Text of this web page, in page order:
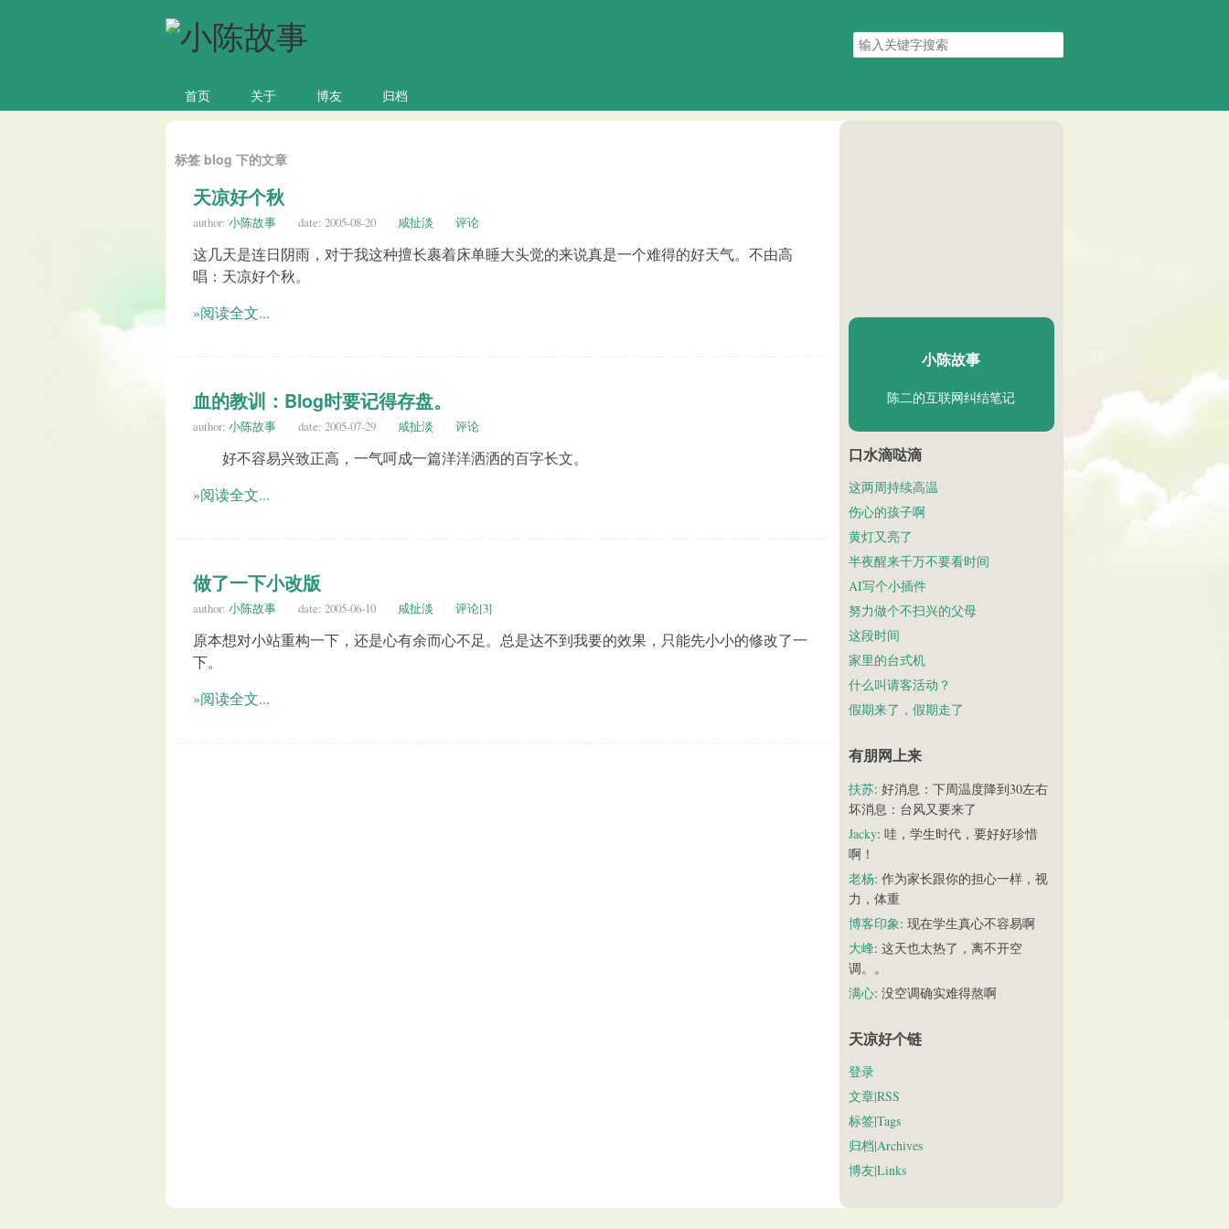
搜
索
首页 关于 博友 归档
标签 blog 下的文章
天凉好个秋
author: 小陈故事 date: 2005-08-20 咸扯淡 评论
这几天是连日阴雨，对于我这种擅长裹着床单睡大头觉的来说真是一个难得的好天气。不由高
唱：天凉好个秋。
»阅读全文...
血的教训：Blog时要记得存盘。
author: 小陈故事 date: 2005-07-29 咸扯淡 评论
好不容易兴致正高，一气呵成一篇洋洋洒洒的百字长文。
»阅读全文...
做了一下小改版
author: 小陈故事 date: 2005-06-10 咸扯淡 评论[3]
原本想对小站重构一下，还是心有余而心不足。总是达不到我要的效果，只能先小小的修改了一
下。
»阅读全文...
陈二Chenèr
小陈故事
陈二的互联网纠结笔记
口水滴哒滴
这两周持续高温
伤心的孩子啊
黄灯又亮了
半夜醒来千万不要看时间
AI写个小插件
努力做个不扫兴的父母
这段时间
家里的台式机
什么叫请客活动？
假期来了，假期走了
有朋网上来
扶苏: 好消息：下周温度降到30左右
坏消息：台风又要来了
Jacky: 哇，学生时代，要好好珍惜
啊！
老杨: 作为家长跟你的担心一样，视
力，体重
博客印象: 现在学生真心不容易啊
大峰: 这天也太热了，离不开空
调。。
满心: 没空调确实难得熬啊
天凉好个链
登录
文章|RSS
标签|Tags
归档|Archives
博友|Links